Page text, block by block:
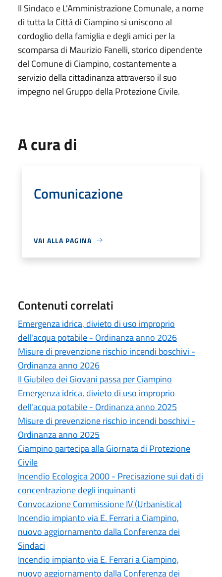
Il Sindaco e L'Amministrazione Comunale, a nome
di tutta la Città di Ciampino si uniscono al
cordoglio della famiglia e degli amici per la
scomparsa di Maurizio Fanelli, storico dipendente
del Comune di Ciampino, costantemente a
servizio della cittadinanza attraverso il suo
impegno nel Gruppo della Protezione Civile.
A cura di
Comunicazione
VAI ALLA PAGINA
Contenuti correlati
Emergenza idrica, divieto di uso improprio
dell'acqua potabile - Ordinanza anno 2026
Misure di prevenzione rischio incendi boschivi -
Ordinanza anno 2026
Il Giubileo dei Giovani passa per Ciampino
Emergenza idrica, divieto di uso improprio
dell'acqua potabile - Ordinanza anno 2025
Misure di prevenzione rischio incendi boschivi -
Ordinanza anno 2025
Ciampino partecipa alla Giornata di Protezione
Civile
Incendio Ecologica 2000 - Precisazione sui dati di
concentrazione degli inquinanti
Convocazione Commissione IV (Urbanistica)
Incendio impianto via E. Ferrari a Ciampino,
nuovo aggiornamento dalla Conferenza dei
Sindaci
Incendio impianto via E. Ferrari a Ciampino,
nuovo aggiornamento dalla Conferenza dei